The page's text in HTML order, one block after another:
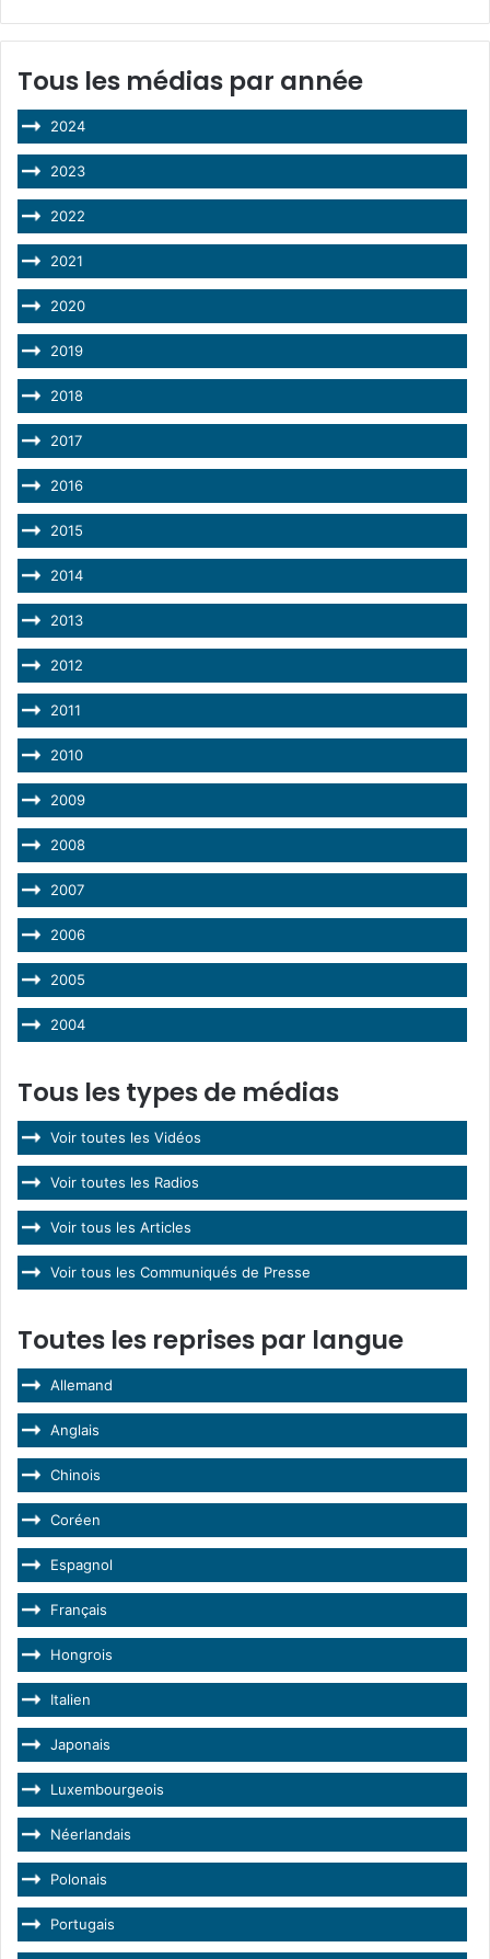
Tous les médias par année
2024
2023
2022
2021
2020
2019
2018
2017
2016
2015
2014
2013
2012
2011
2010
2009
2008
2007
2006
2005
2004
Tous les types de médias
Voir toutes les Vidéos
Voir toutes les Radios
Voir tous les Articles
Voir tous les Communiqués de Presse
Toutes les reprises par langue
Allemand
Anglais
Chinois
Coréen
Espagnol
Français
Hongrois
Italien
Japonais
Luxembourgeois
Néerlandais
Polonais
Portugais